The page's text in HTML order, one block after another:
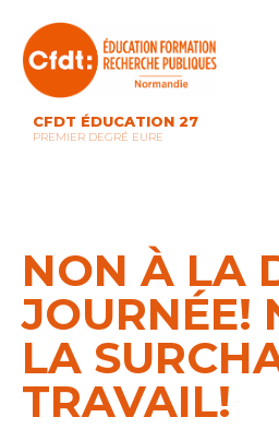
content
CFDT ÉDUCATION 27
PREMIER DEGRÉ EURE
NON À LA
JOURNÉE!
LA
TRAVAIL!